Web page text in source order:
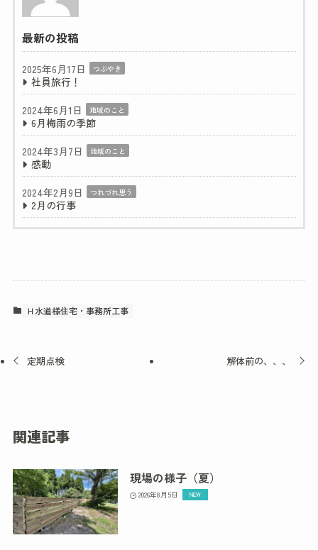
最新の投稿
2025年6月17日 つぶやき
社員旅行！
2024年6月1日
地域のこと
6月梅雨の季節
2024年3月7日
地域のこと
感動
2024年2月9日
つれづれ思う
2月の行事
Ｈ水道様住宅・事務所工事
定期点検 解体前の、、、
関連記事
現場の様子（夏）
2026年8月5日